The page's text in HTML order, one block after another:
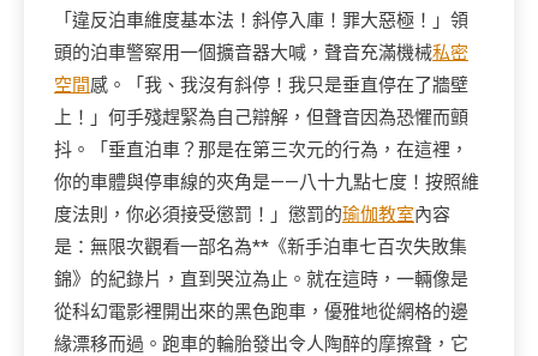
「違反泊車維度基本法！斜停入庫！罪大惡極！」領
頭的泊車警察用一個擴音器大喊，聲音充滿機械私密
空間感。「我、我沒有斜停！我只是垂直停在了牆壁
上！」何手殘趕緊為自己辯解，但聲音因為恐懼而顫
抖。「垂直泊車？那是在第三次元的行為，在這裡，
你的車體與停車線的夾角是——八十九點七度！按照維
度法則，你必須接受懲罰！」懲罰的瑜伽教室內容
是：無限次觀看一部名為**《新手泊車七百次失敗集
錦》的紀錄片，直到哭泣為止。就在這時，一輛像是
從科幻電影裡開出來的黑色跑車，優雅地從網格的邊
緣漂移而過。跑車的輪胎發出令人陶醉的摩擦聲，它